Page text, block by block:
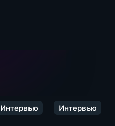
Интервью Интервью